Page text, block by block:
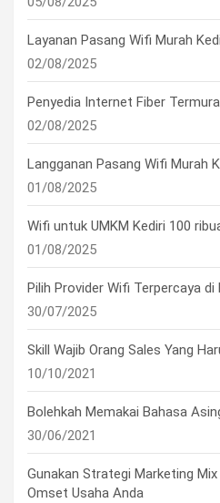
Layanan Pasang Wifi Murah
02/08/2025
Penyedia Internet Fiber
02/08/2025
Langganan Pasang Wifi Murah
01/08/2025
Wifi untuk UMKM Kediri 100
01/08/2025
Pilih Provider Wifi Terpercaya di
30/07/2025
Skill Wajib Orang Sales Yang
10/10/2021
Bolehkah Memakai Bahasa
30/06/2021
Gunakan Strategi Marketing
Omset Usaha Anda